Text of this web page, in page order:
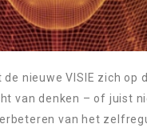
nieuwe VISIE zich op
van denken – of juist
van het